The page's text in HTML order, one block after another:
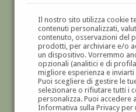
Il nostro sito utilizza cookie
contenuti personalizzati,
contenuto, osservazioni del
prodotti, per archiviare e/o
un dispositivo. Vorremmo
opzionali (analitici e di
migliore esperienza e
Puoi scegliere di gestire le
selezionare o rifiutare tutti i
personalizza. Puoi accedere
Informativa sulla Privacy
GALLERIAD'ARTE
DIPINTI E